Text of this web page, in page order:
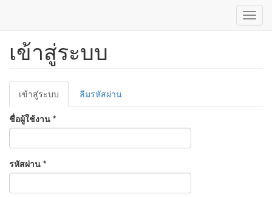
ข้าม
เนื้อหา
เข้าสู่ระบบ
Primary
tabs
เข้าสู่ระบบ
ปัจจุบัน)
ลืมรหัสผ่าน
ชื่อผู้ใช้งาน *
รหัสผ่าน *